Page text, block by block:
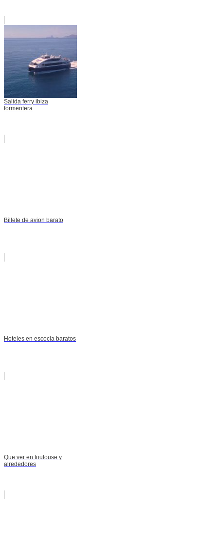
Salida ferry ibiza
formentera
Billete de avion barato
Hoteles en escocia baratos
Que ver en toulouse y
alrededores